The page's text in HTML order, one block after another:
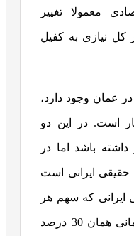
معمولا تغییر
نیازی به کفیل
عمان وجود دارد،
است. در این دو
باشد اما در
ایرانی است
که سهم هر
دو 70 درصد و سهم طرف عمانی همان 30 درصد